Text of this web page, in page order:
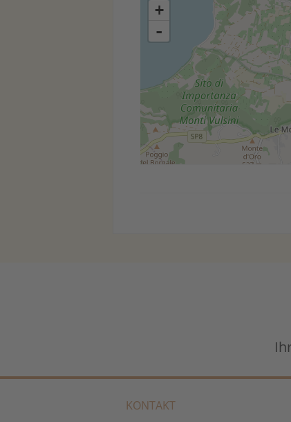
+
-
KONTAKT